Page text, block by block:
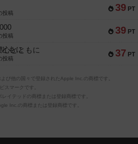
39 PT
投稿
39 PT
投稿
37 PT
心とともに
投稿
び他の国々で登録されたApple Inc.の商標です。
スマークです。
イテッドの商標または登録商標です。
Inc.の商標または登録商標です。